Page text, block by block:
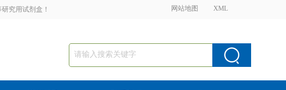
研究用试剂盒！ XML
网站地图